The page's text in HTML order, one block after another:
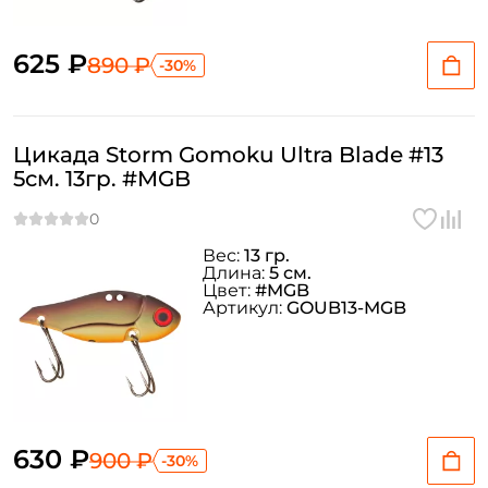
625 ₽890 ₽ -30%
Цикада Storm Gomoku Ultra Blade #13
5см. 13гр. #MGB
630 ₽900 ₽ -30%
Вес: 13 гр.
Длина: 5 см.
Цвет: #MGB
Артикул: GOUB13-MGB